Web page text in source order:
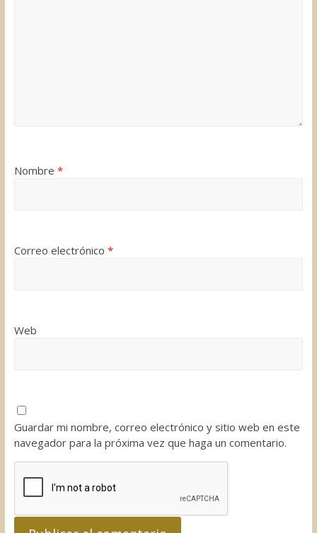
Nombre *
Correo electrónico *
Web
Guardar mi nombre, correo electrónico y sitio web en este
navegador para la próxima vez que haga un comentario.